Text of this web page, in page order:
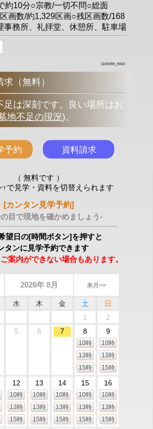
約10分○宗教/一切不問○総面
画数/約1,329区画○残区画数/168
事務所、礼拝堂、休憩所、駐車場
1140099_0002
（無料）
は深刻です。良い場所はお
地不足の現況)。
（ 無料です ）
↑で見学・資料を切替えられます
[カンタン見学予約]
目で現地を確かめましょう-
望日の[時間ボタン]を押すと
タンに見学予約できます
案内ができない場合もあります。
2026年 8月 来月>>
水 木 金 土
日
1
2
5 6 7 8
10時
13時
15時
9
10時
13時
15時
12
10時
13時
15時
13
10時
13時
15時
14
10時
13時
15時
15
10時
13時
15時
16
10時
13時
15時